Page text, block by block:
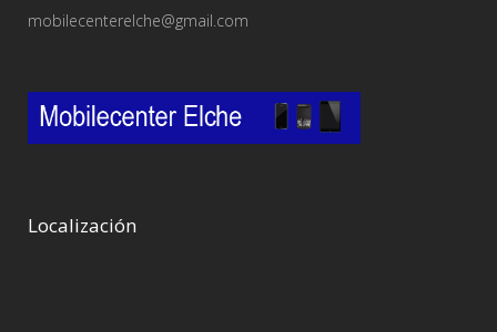
mobilecenterelche@gmail.com
Localización